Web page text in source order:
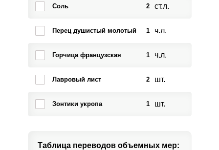
Соль 2 ст.л.
Перец душистый молотый 1 ч.л.
Горчица французская 1 ч.л.
Лавровый лист 2 шт.
Зонтики укропа 1 шт.
Таблица переводов объемных мер: